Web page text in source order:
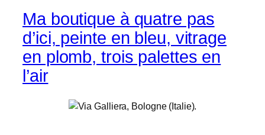
Ma boutique à quatre pas
d’ici, peinte en bleu, vitrage
en plomb, trois palettes en
l’air